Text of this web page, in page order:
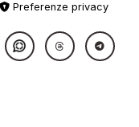
Preferenze privacy